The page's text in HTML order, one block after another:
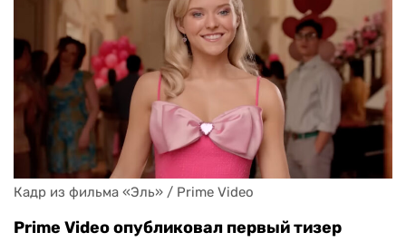
Кадр из фильма «Эль» / Prime Video
Prime Video опубликовал первый тизер